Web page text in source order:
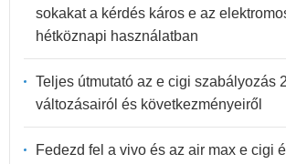
sokakat a kérdés káros e az
hétköznapi használatban
Teljes útmutató az e cigi szabályozás
változásairól és következményeiről
Fedezd fel a vivo és az air max e cigi